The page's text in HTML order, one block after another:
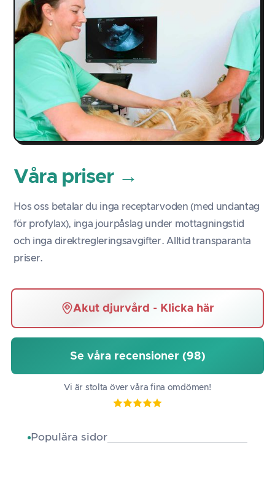
Våra priser →
Hos oss betalar du inga receptarvoden (med undantag
för profylax), inga jourpåslag under mottagningstid
och inga direktregleringsavgifter. Alltid transparanta
priser.
Akut djurvård - Klicka här
Se våra recensioner (98)
Vi är stolta över våra fina omdömen!
Populära sidor